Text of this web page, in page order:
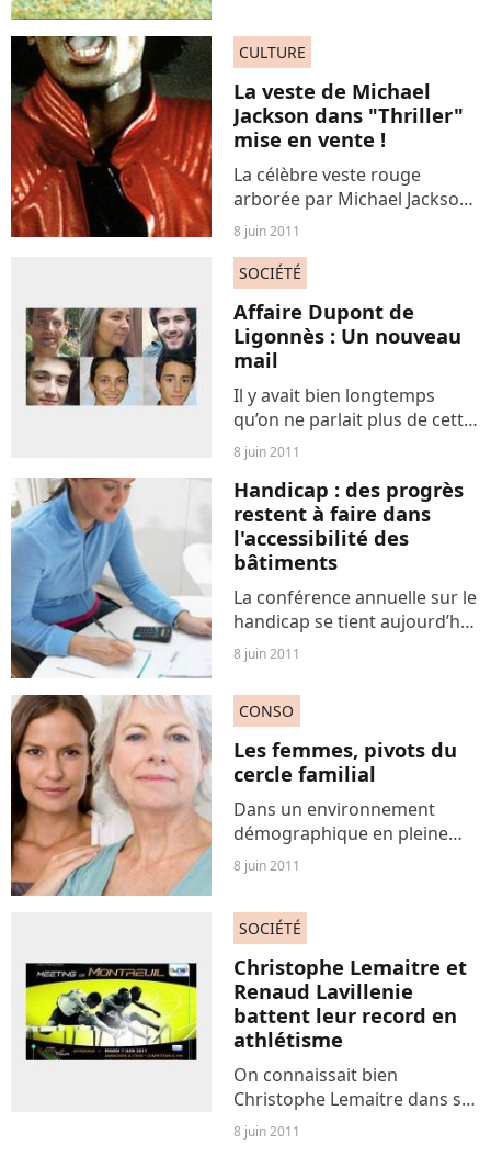
écopé d'une amende de 200€
elle est sommée par...
CULTURE
La veste de Michael
Jackson dans "Thriller"
mise en vente !
La célèbre veste rouge
arborée par Michael Jackson
sera mise aux enchères à
l'occasion du deuxième
anniversaire de sa mort.
8 juin 2011
SOCIÉTÉ
Affaire Dupont de
Ligonnès : Un nouveau
mail
Il y avait bien longtemps
qu’on ne parlait plus de cette
affaire qui a fait du bruit à
Nantes. Cet homme est
soupçonné d’avoir tué sa
famille, et reste introuvable
depuis la découverte...
8 juin 2011
Handicap : des progrès
restent à faire dans
l'accessibilité des
bâtiments
La conférence annuelle sur le
handicap se tient aujourd’hui
à Paris. Des progrès ont été
réalisés depuis la loi de 11
février 2005 sur le handicap
mais l’accessibilité des
bâtiments...
8 juin 2011
CONSO
Les femmes, pivots du
cercle familial
Dans un environnement
démographique en pleine
mutation, les femmes
endossent de plus en plus
famille. Véritables pivots du
cercle familial, elles élèvent...
8 juin 2011
SOCIÉTÉ
Christophe Lemaitre et
Renaud Lavillenie
battent leur record en
athlétisme
On connaissait bien
Christophe Lemaitre dans ses
exploits de sprinteur, car il
est le premier sprinteur blanc
8 juin 2011